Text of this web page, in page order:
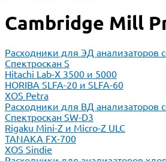
Cambridge Mill
Расходники для ЭД анализаторов
Спектроскан S
Hitachi Lab-X 3500 и 5000
HORIBA SLFA-20 и SLFA-60
XOS Petra
Расходники для ВД анализаторов
Спектроскан SW-D3
Rigaku Mini-Z и Micro-Z ULC
TANAKA FX-700
XOS Sindie